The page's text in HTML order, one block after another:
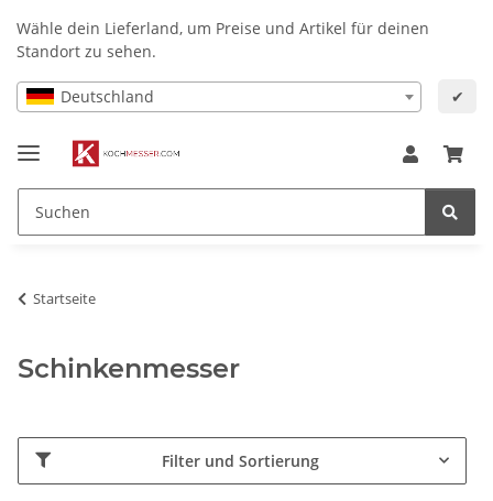
Wähle dein Lieferland, um Preise und Artikel für deinen
Standort zu sehen.
Deutschland ✔
Startseite
Schinkenmesser
Filter und Sortierung